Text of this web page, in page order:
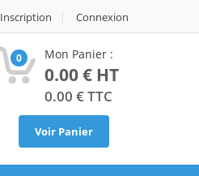
Inscription Connexion
0 Mon Panier :
0.00€ HT
0.00 € TTC
Voir Panier